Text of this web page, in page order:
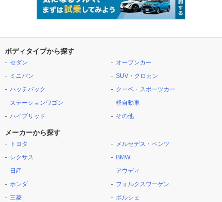
ボディタイプから探す
セダン
ミニバン
ハッチバック
ステーションワゴン
ハイブリッド
オープンカー
SUV・クロカン
クーペ・スポーツカー
軽自動車
その他
メーカーから探す
トヨタ
レクサス
日産
ホンダ
三菱
メルセデス・ベンツ
BMW
アウディ
フォルクスワーゲン
ポルシェ